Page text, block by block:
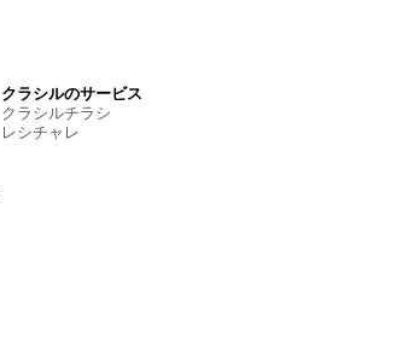
クラシルのサービス
クラシルチラシ
レシチャレ